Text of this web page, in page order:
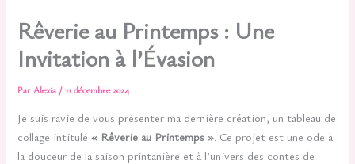
Rêverie au Printemps : Une
Invitation à l’Évasion
ParAlexia /11 décembre 2024
Je suis ravie de vous présenter ma dernière création, un tableau de
collage intitulé« Rêverie au Printemps ». Ce projet est une ode à
la douceur de la saison printanière et à l’univers des contes de